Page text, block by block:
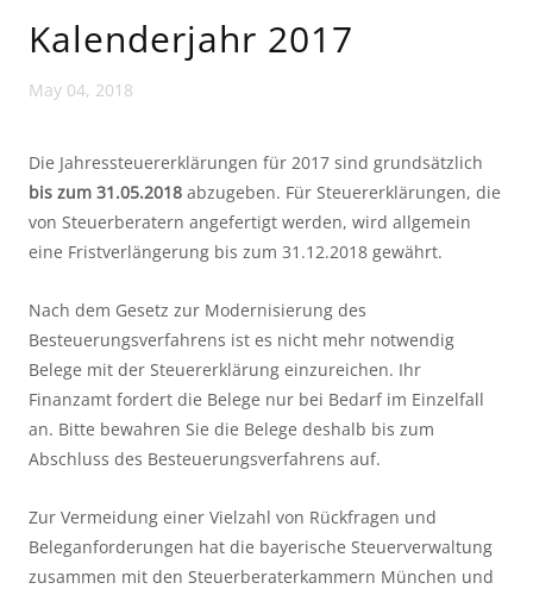
Kalenderjahr 2017
May 04, 2018
Die Jahressteuererklärungen für 2017 sind grundsätzlich
bis zum 31.05.2018 abzugeben. Für Steuererklärungen, die
von Steuerberatern angefertigt werden, wird allgemein
eine Fristverlängerung bis zum 31.12.2018 gewährt.
Nach dem Gesetz zur Modernisierung des
Besteuerungsverfahrens ist es nicht mehr notwendig
Belege mit der Steuererklärung einzureichen. Ihr
Finanzamt fordert die Belege nur bei Bedarf im Einzelfall
an. Bitte bewahren Sie die Belege deshalb bis zum
Abschluss des Besteuerungsverfahrens auf.
Zur Vermeidung einer Vielzahl von Rückfragen und
Beleganforderungen hat die bayerische Steuerverwaltung
zusammen mit den Steuerberaterkammern München und